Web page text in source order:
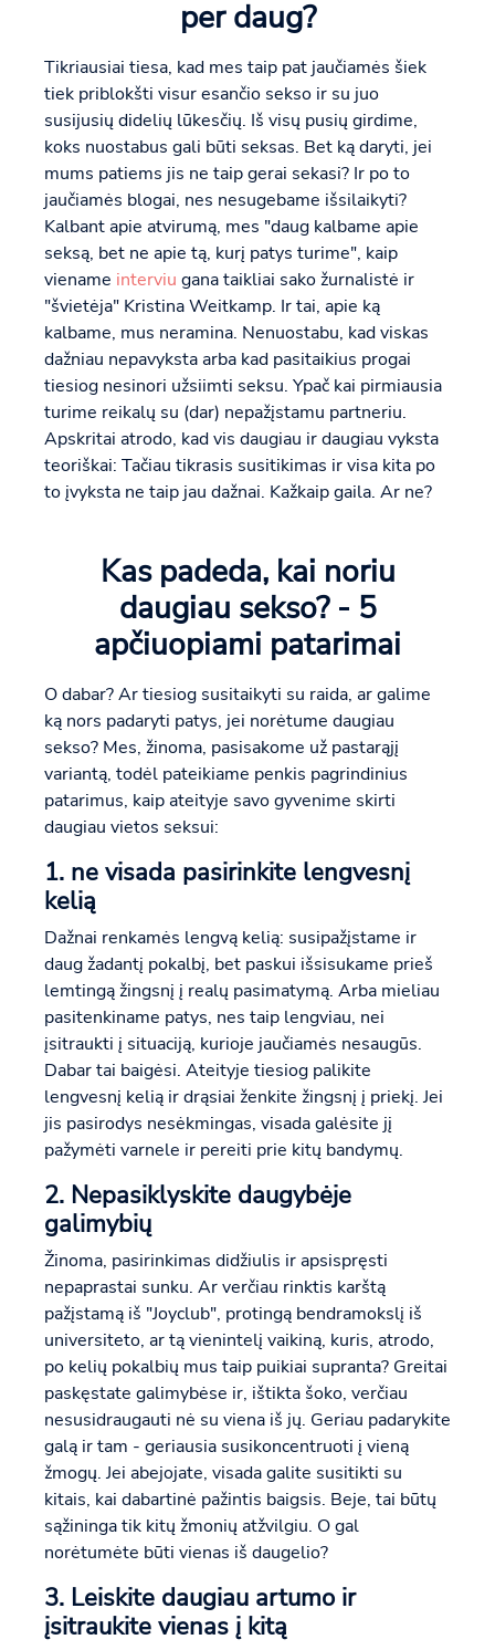
per daug?
Tikriausiai tiesa, kad mes taip pat jaučiamės šiek
tiek priblokšti visur esančio sekso ir su juo
susijusių didelių lūkesčių. Iš visų pusių girdime,
koks nuostabus gali būti seksas. Bet ką daryti, jei
mums patiems jis ne taip gerai sekasi? Ir po to
jaučiamės blogai, nes nesugebame išsilaikyti?
Kalbant apie atvirumą, mes "daug kalbame apie
seksą, bet ne apie tą, kurį patys turime", kaip
viename interviu gana taikliai sako žurnalistė ir
"švietėja" Kristina Weitkamp. Ir tai, apie ką
kalbame, mus neramina. Nenuostabu, kad viskas
dažniau nepavyksta arba kad pasitaikius progai
tiesiog nesinori užsiimti seksu. Ypač kai pirmiausia
turime reikalų su (dar) nepažįstamu partneriu.
Apskritai atrodo, kad vis daugiau ir daugiau vyksta
teoriškai: Tačiau tikrasis susitikimas ir visa kita po
to įvyksta ne taip jau dažnai. Kažkaip gaila. Ar ne?
Kas padeda, kai noriu
daugiau sekso? - 5
apčiuopiami patarimai
O dabar? Ar tiesiog susitaikyti su raida, ar galime
ką nors padaryti patys, jei norėtume daugiau
sekso? Mes, žinoma, pasisakome už pastarąjį
variantą, todėl pateikiame penkis pagrindinius
patarimus, kaip ateityje savo gyvenime skirti
daugiau vietos seksui:
1. ne visada pasirinkite lengvesnį
kelią
Dažnai renkamės lengvą kelią: susipažįstame ir
daug žadantį pokalbį, bet paskui išsisukame prieš
lemtingą žingsnį į realų pasimatymą. Arba mieliau
pasitenkiname patys, nes taip lengviau, nei
įsitraukti į situaciją, kurioje jaučiamės nesaugūs.
Dabar tai baigėsi. Ateityje tiesiog palikite
lengvesnį kelią ir drąsiai ženkite žingsnį į priekį. Jei
jis pasirodys nesėkmingas, visada galėsite jį
pažymėti varnele ir pereiti prie kitų bandymų.
2. Nepasiklyskite daugybėje
galimybių
Žinoma, pasirinkimas didžiulis ir apsispręsti
nepaprastai sunku. Ar verčiau rinktis karštą
pažįstamą iš "Joyclub", protingą bendramokslį iš
universiteto, ar tą vienintelį vaikiną, kuris, atrodo,
po kelių pokalbių mus taip puikiai supranta? Greitai
paskęstate galimybėse ir, ištikta šoko, verčiau
nesusidraugauti nė su viena iš jų. Geriau padarykite
galą ir tam - geriausia susikoncentruoti į vieną
žmogų. Jei abejojate, visada galite susitikti su
kitais, kai dabartinė pažintis baigsis. Beje, tai būtų
sąžininga tik kitų žmonių atžvilgiu. O gal
norėtumėte būti vienas iš daugelio?
3. Leiskite daugiau artumo ir
įsitraukite vienas į kitą